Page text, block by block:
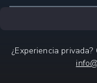
¿Experiencia